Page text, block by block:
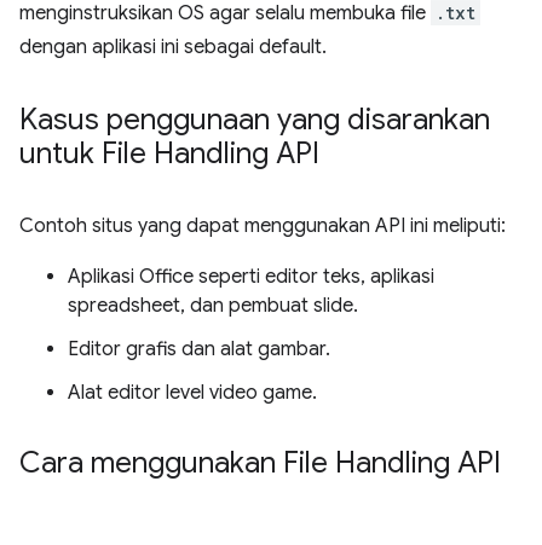
menginstruksikan OS agar selalu membuka file .txt
dengan aplikasi ini sebagai default.
Kasus penggunaan yang disarankan
untuk File Handling API
Contoh situs yang dapat menggunakan API ini meliputi:
Aplikasi Office seperti editor teks, aplikasi
spreadsheet, dan pembuat slide.
Editor grafis dan alat gambar.
Alat editor level video game.
Cara menggunakan File Handling API